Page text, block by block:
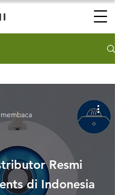
Resmi
di Indonesia